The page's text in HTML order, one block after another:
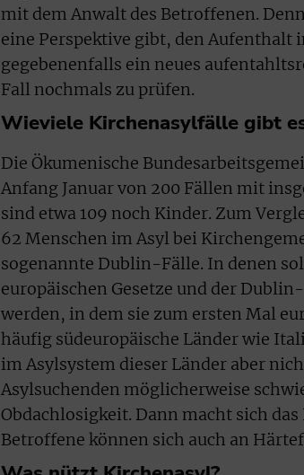
mit dem Anwalt des Betroffenen.
eine Perspektive gibt, den Aufenthalt
gegebenenfalls ein neues
Fall nochmals zu prüfen.
Wieviele Kirchenasylfälle gibt
Die Ökumenische
Anfang Januar von 200 Fällen mit
sind etwa 109 noch Kinder. Zum
62 Menschen im Asyl bei
sogenannte Dublin-Fälle. In denen
europäischen Gesetze und der
werden, in dem sie zum ersten Mal
häufig südeuropäische Länder wie
im Asylsystem dieser Länder aber
Asylsuchenden möglicherweise
Obdachlosigkeit. Dann macht sich
Betroffene können sich auch an